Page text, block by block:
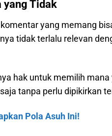
yang Tidak
yang memang
tidak terlalu relevan
hak untuk memilih mana
tanpa perlu dipikirkan
Pola Asuh Ini!